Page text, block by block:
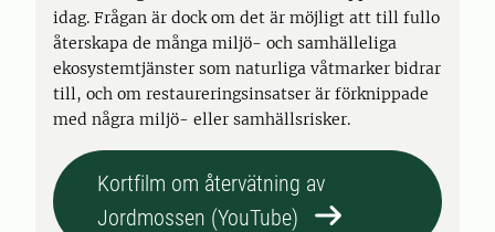
idag. Frågan är dock om det är möjligt att till fullo
återskapa de många miljö- och samhälleliga
ekosystemtjänster som naturliga våtmarker bidrar
till, och om restaureringsinsatser är förknippade
med några miljö- eller samhällsrisker.
Kortfilm om återvätning av
Jordmossen (YouTube)